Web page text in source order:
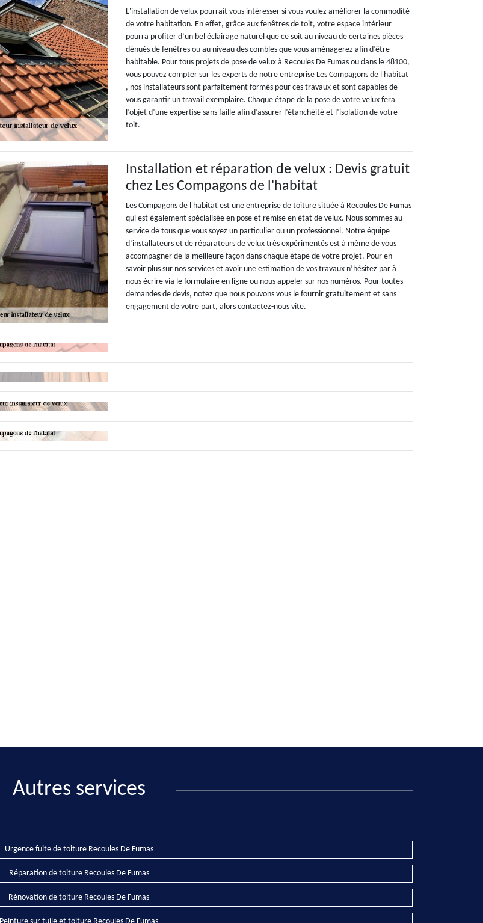
L'installation de velux pourrait vous intéresser si vous voulez améliorer la commodité
de votre habitation. En effet, grâce aux fenêtres de toit, votre espace intérieur
pourra profiter d’un bel éclairage naturel que ce soit au niveau de certaines pièces
dénués de fenêtres ou au niveau des combles que vous aménagerez afin d’être
habitable. Pour tous projets de pose de velux à Recoules De Fumas ou dans le 48100,
vous pouvez compter sur les experts de notre entreprise Les Compagons de l'habitat
, nos installateurs sont parfaitement formés pour ces travaux et sont capables de
vous garantir un travail exemplaire. Chaque étape de la pose de votre velux fera
l’objet d’une expertise sans faille afin d’assurer l’étanchéité et l’isolation de votre
toit.
Installation et réparation de velux : Devis gratuit
chez Les Compagons de l'habitat
Les Compagons de l'habitat est une entreprise de toiture située à Recoules De Fumas
qui est également spécialisée en pose et remise en état de velux. Nous sommes au
service de tous que vous soyez un particulier ou un professionnel. Notre équipe
d’installateurs et de réparateurs de velux très expérimentés est à même de vous
accompagner de la meilleure façon dans chaque étape de votre projet. Pour en
savoir plus sur nos services et avoir une estimation de vos travaux n’hésitez par à
nous écrire via le formulaire en ligne ou nous appeler sur nos numéros. Pour toutes
demandes de devis, notez que nous pouvons vous le fournir gratuitement et sans
engagement de votre part, alors contactez-nous vite.
Autres services
Urgence fuite de toiture Recoules De Fumas
Réparation de toiture Recoules De Fumas
Rénovation de toiture Recoules De Fumas